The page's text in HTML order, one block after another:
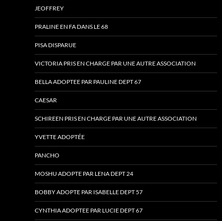
JEOFFREY
PRALINE EN FA DANS LE 68
PISA DISPARUE
VICTORIA PRIS EN CHARGE PAR UNE AUTRE ASSOCIATION
BELLA ADOPTEE PAR PAULINE DEPT 67
CAESAR
SCHIREEN PRIS EN CHARGE PAR UNE AUTRE ASSOCIATION
YVETTE ADOPTÉE
PANCHO
MOSHU ADOPTE PAR LENA DEPT 24
BOBBY ADOPTE PAR ISABELLE DEPT 57
CYNTHIA ADOPTEE PAR LUCIE DEPT 67